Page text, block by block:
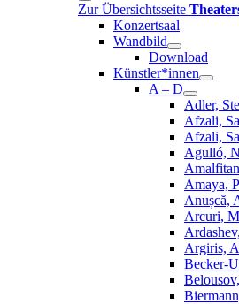
Zur Übersichtsseite
Konzertsaal
Wandbild
Download
Künstler*innen
A – D
Adler,
Afzali,
Afzali,
Agulló,
Amaya,
Anușcă,
Arcuri,
Argiris,
Becker-